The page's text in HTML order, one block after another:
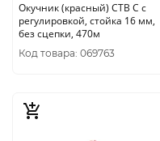
Окучник (красный) СTB C с
регулировкой, стойка 16 мм,
без сцепки, 470м
Код товара: 069763